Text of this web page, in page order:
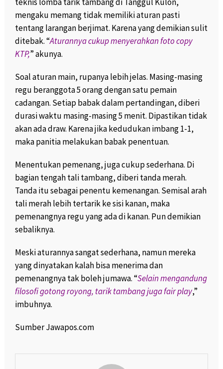
mengaku memang tidak memiliki aturan pasti
tentang larangan berjimat. Karena yang demikian sulit
ditebak. “Aturannya cukup menyerahkan foto copy
KTP,” akunya.
Soal aturan main, rupanya lebih jelas. Masing-masing
regu beranggota 5 orang dengan satu pemain
cadangan. Setiap babak dalam pertandingan, diberi
durasi waktu masing-masing 5 menit. Dipastikan tidak
akan ada draw. Karena jika kedudukan imbang 1-1,
maka panitia melakukan babak penentuan.
Menentukan pemenang, juga cukup sederhana. Di
bagian tengah tali tambang, diberi tanda merah.
Tanda itu sebagai penentu kemenangan. Semisal arah
tali merah lebih tertarik ke sisi kanan, maka
pemenangnya regu yang ada di kanan. Pun demikian
sebaliknya.
Meski aturannya sangat sederhana, namun mereka
yang dinyatakan kalah bisa menerima dan
pemenangnya tak boleh jumawa. “Selain mengandung
filosofi gotong royong, tarik tambang juga fair play,”
imbuhnya.
Sumber Jawapos.com